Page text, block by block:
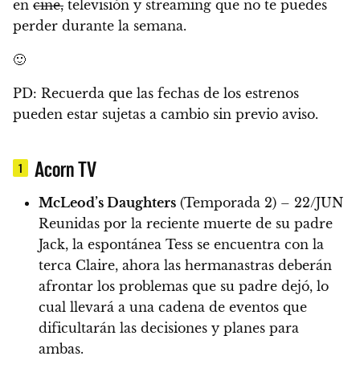
en cine, televisión y streaming que no te puedes
perder durante la semana.
🙂
PD: Recuerda que las fechas de los estrenos
pueden estar sujetas a cambio sin previo aviso.
1 Acorn TV
McLeod’s Daughters (Temporada 2) – 22/JUN
Reunidas por la reciente muerte de su padre
Jack, la espontánea Tess se encuentra con la
terca Claire, ahora las hermanastras deberán
afrontar los problemas que su padre dejó, lo
cual llevará a una cadena de eventos que
dificultarán las decisiones y planes para
ambas.